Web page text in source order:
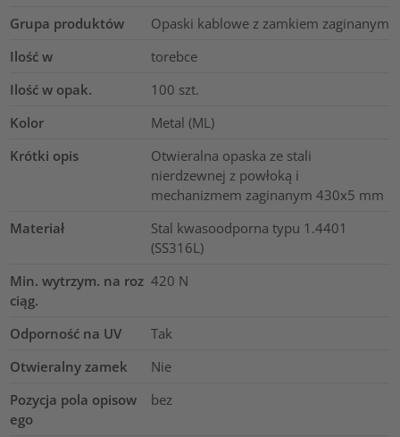
Grupa produktów
Opaski kablowe z zamkiem zaginanym
Ilość w
torebce
Ilość w opak.
100 szt.
Kolor
Metal (ML)
Krótki opis
Otwieralna opaska ze stali
nierdzewnej z powłoką i
mechanizmem zaginanym 430x5 mm
Materiał
Stal kwasoodporna typu 1.4401
(SS316L)
Min. wytrzym. na roz
ciąg.
420 N
Odporność na UV
Tak
Otwieralny zamek
Nie
Pozycja pola opisow
ego
bez